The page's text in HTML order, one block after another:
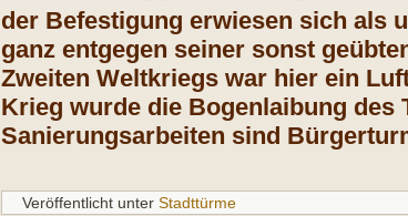
der Befestigung erwiesen sich als
ganz entgegen seiner sonst
Zweiten Weltkriegs war hier ein
Krieg wurde die Bogenlaibung
Sanierungsarbeiten sind
Veröffentlicht unter Stadttürme